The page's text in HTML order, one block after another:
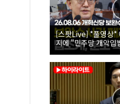
[스팟Live] *풀영상*
지에 "민주당 개악입
26.08.06 개혁신당 보